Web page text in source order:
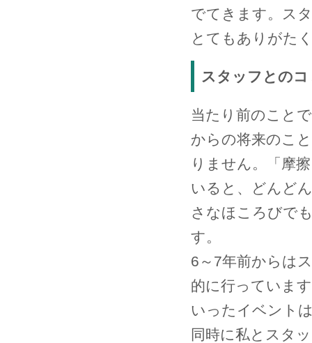
でてきます。ス
とてもありがた
スタッフとの
当たり前のこと
からの将来のこ
りません。「摩
いると、どんど
さなほころびで
す。
6～7年前からは
的に行っていま
いったイベント
同時に私とスタ